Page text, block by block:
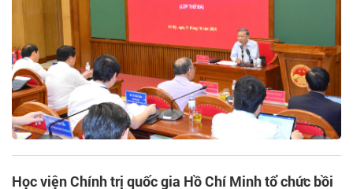
Học viện Chính trị quốc gia Hồ Chí Minh tổ chức bồi